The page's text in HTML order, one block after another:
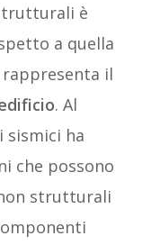
è
a quella
il
. Al
sismici ha
che possono
strutturali